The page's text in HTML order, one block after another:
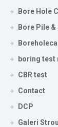
Bore Hole
Bore Pile
boring test
CBR test
Contact
DCP
Galeri